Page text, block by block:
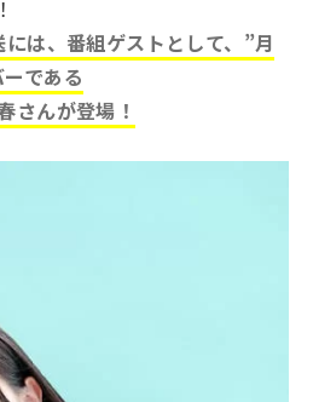
は、番組ゲストとして、”月
である
さんが登場！